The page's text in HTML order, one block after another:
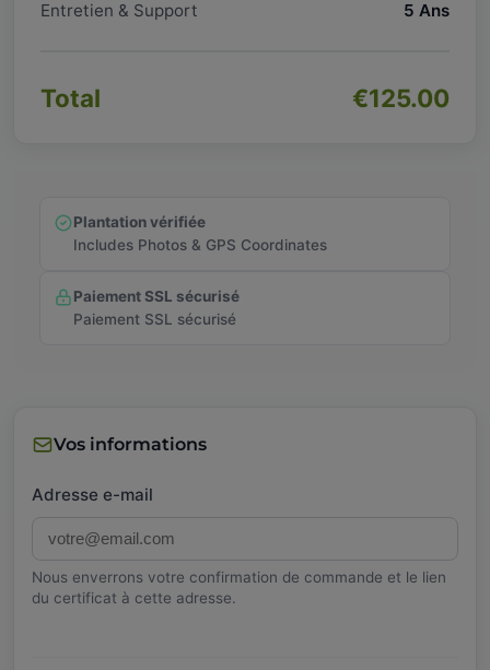
Vos informations
Adresse e-mail
Nous enverrons votre confirmation de commande et le lien
du certificat à cette adresse.
Entretien & Support 5 Ans
Total €125.00
Plantation vérifiée
Includes Photos & GPS Coordinates
Paiement SSL sécurisé
Paiement SSL sécurisé